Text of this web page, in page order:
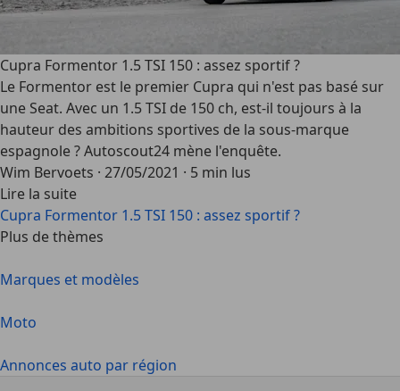
Cupra Formentor 1.5 TSI 150 : assez sportif ?
Le Formentor est le premier Cupra qui n'est pas basé sur
une Seat. Avec un 1.5 TSI de 150 ch, est-il toujours à la
hauteur des ambitions sportives de la sous-marque
espagnole ? Autoscout24 mène l'enquête.
Wim Bervoets · 27/05/2021 · 5 min lus
Lire la suite
Cupra Formentor 1.5 TSI 150 : assez sportif ?
Plus de thèmes
Marques et modèles
Moto
Annonces auto par région